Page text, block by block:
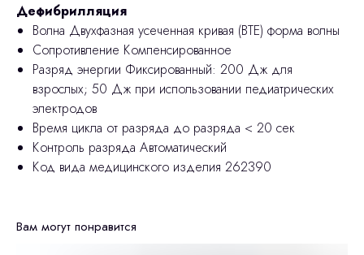
Дефибрилляция
Волна Двухфазная усеченная кривая (BTE) форма волны
Сопротивление Компенсированное
Разряд энергии Фиксированный: 200 Дж для
взрослых; 50 Дж при использовании педиатрических
электродов
Время цикла от разряда до разряда < 20 сек
Контроль разряда Автоматический
Код вида медицинского изделия 262390
Вам могут понравится